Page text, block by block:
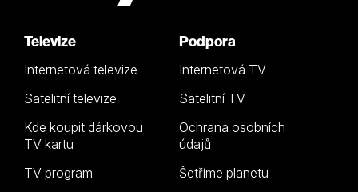
Televize
Internetová televize
Satelitní televize
Kde koupit dárkovou
TV kartu
TV program
Podpora
Internetová TV
Satelitní TV
Ochrana osobních
údajů
Šetříme planetu